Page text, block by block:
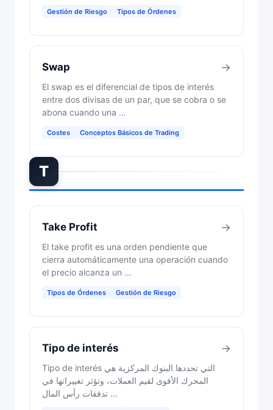
Gestión de Riesgo Tipos de Órdenes
Swap
El swap es el diferencial de tipos de interés
entre dos divisas de un par, que se cobra o se
abona cuando una …
Costes Conceptos Básicos de Trading
→
T
Take Profit
El take profit es una orden pendiente que
cierra automáticamente una operación cuando
el precio alcanza un …
Tipos de Órdenes Gestión de Riesgo
→
Tipo de interés
Tipo de interés التي تحددها البنوك المركزية هي
المحرك الأقوى لقيم العملات، وتؤثر تغييراتها في
تدفقات رأس المال …
→